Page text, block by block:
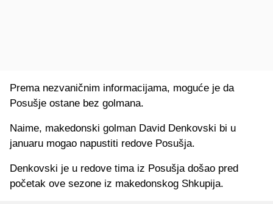
Prema nezvaničnim informacijama, moguće je da
Posušje ostane bez golmana.
Naime, makedonski golman David Denkovski bi u
januaru mogao napustiti redove Posušja.
Denkovski je u redove tima iz Posušja došao pred
početak ove sezone iz makedonskog Shkupija.